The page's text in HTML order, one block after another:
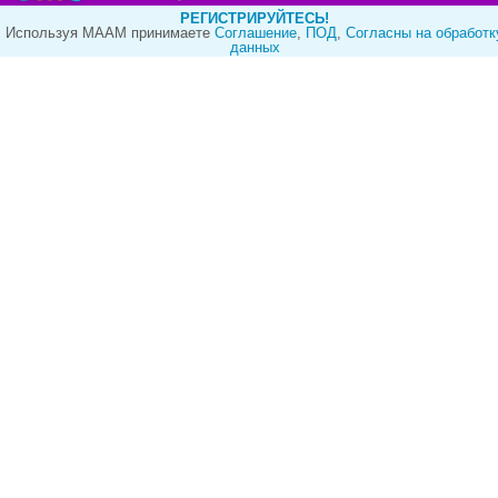
РЕГИСТРИРУЙТЕСЬ!
Используя МААМ принимаете Cоглашение, ПОД, Согласны на
данных